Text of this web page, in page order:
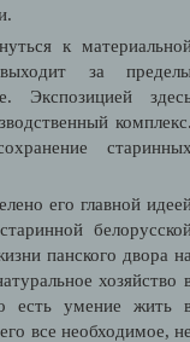
к
за
Экспозицией
его главной
панского двора
хозяйство
есть умение жить
все необходимое,